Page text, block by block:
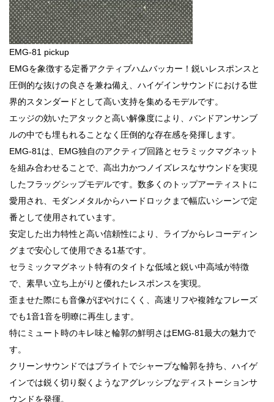
EMG-81 pickup
EMGを象徴する定番アクティブハムバッカー！鋭いレスポンスと
圧倒的な抜けの良さを兼ね備え、ハイゲインサウンドにおける世
界的スタンダードとして高い支持を集めるモデルです。
エッジの効いたアタックと高い解像度により、バンドアンサンブ
ルの中でも埋もれることなく圧倒的な存在感を発揮します。
EMG-81は、EMG独自のアクティブ回路とセラミックマグネット
を組み合わせることで、高出力かつノイズレスなサウンドを実現
したフラッグシップモデルです。数多くのトップアーティストに
愛用され、モダンメタルからハードロックまで幅広いシーンで定
番として使用されています。
安定した出力特性と高い信頼性により、ライブからレコーディン
グまで安心して使用できる1基です。
セラミックマグネット特有のタイトな低域と鋭い中高域が特徴
で、素早い立ち上がりと優れたレスポンスを実現。
歪ませた際にも音像がぼやけにくく、高速リフや複雑なフレーズ
でも1音1音を明瞭に再生します。
特にミュート時のキレ味と輪郭の鮮明さはEMG-81最大の魅力で
す。
クリーンサウンドではブライトでシャープな輪郭を持ち、ハイゲ
インでは鋭く切り裂くようなアグレッシブなディストーションサ
ウンドを発揮。